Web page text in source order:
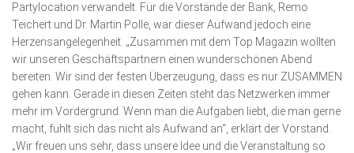
Partylocation verwandelt. Für die Vorstände der Bank, Remo
Teichert und Dr. Martin Polle, war dieser Aufwand jedoch eine
Herzensangelegenheit. „Zusammen mit dem Top Magazin wollten
wir unseren Geschäftspartnern einen wunderschönen Abend
bereiten. Wir sind der festen Überzeugung, dass es nur ZUSAMMEN
gehen kann. Gerade in diesen Zeiten steht das Netz­werken immer
mehr im Vordergrund. Wenn man die Aufgaben liebt, die man gerne
macht, fühlt sich das nicht als Aufwand an“, erklärt der Vorstand.
„Wir freuen uns sehr, dass unsere Idee und die Veranstaltung so